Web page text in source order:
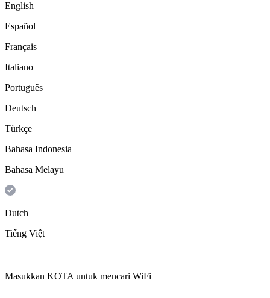
English
Español
Français
Italiano
Português
Deutsch
Türkçe
Bahasa Indonesia
Bahasa Melayu
Dutch
Tiếng Việt
Masukkan KOTA untuk mencari WiFi